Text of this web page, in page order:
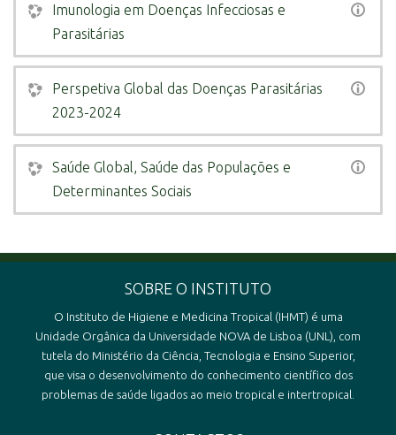
Imunologia em Doenças Infecciosas e
Parasitárias
Perspetiva Global das Doenças Parasitárias
2023-2024
Saúde Global, Saúde das Populações e
Determinantes Sociais
SOBRE O INSTITUTO
O Instituto de Higiene e Medicina Tropical (IHMT) é uma
Unidade Orgânica da Universidade NOVA de Lisboa (UNL), com
tutela do Ministério da Ciência, Tecnologia e Ensino Superior,
que visa o desenvolvimento do conhecimento científico dos
problemas de saúde ligados ao meio tropical e intertropical.